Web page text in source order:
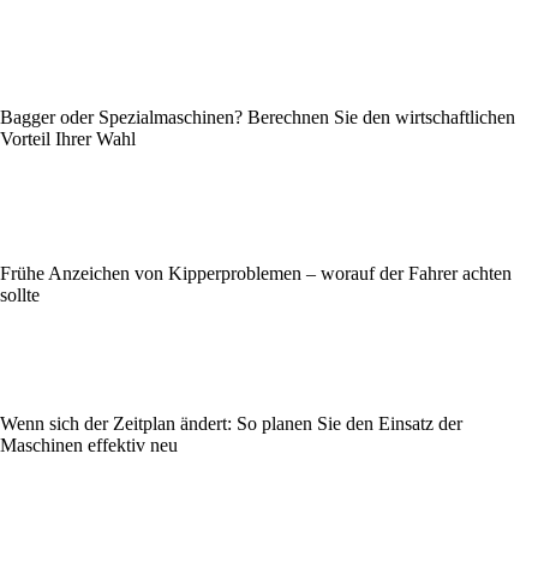
Bagger oder Spezialmaschinen? Berechnen Sie den wirtschaftlichen
Vorteil Ihrer Wahl
Frühe Anzeichen von Kipperproblemen – worauf der Fahrer achten
sollte
Wenn sich der Zeitplan ändert: So planen Sie den Einsatz der
Maschinen effektiv neu